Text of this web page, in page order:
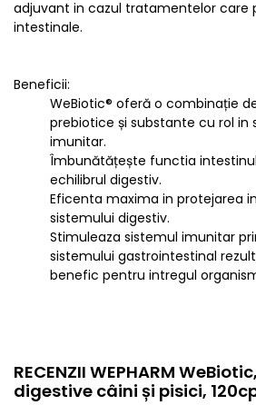
adjuvant in cazul tratamentelor care
intestinale.
Beneficii:
WeBiotic® oferă o combinație
prebiotice și substante cu rol in
imunitar.
Îmbunătățește functia
echilibrul digestiv.
Eficenta maxima in protejarea
sistemului digestiv.
Stimuleaza sistemul imunitar
sistemului gastrointestinal
benefic pentru intregul
RECENZII WEPHARM
digestive câini și pisici,